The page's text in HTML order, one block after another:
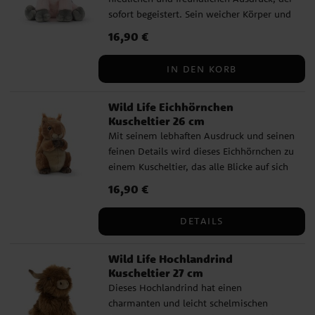
Monaten ✓ Größe: 25 cm
sofort begeistert. Sein weicher Körper und
wunderbare Kombination aus Verspieltheit
sowohl charmant als auch persönlich,
man ein weiches Kuscheltier mit
besonderem Charakter verschenken
möchte. ✓ Naturgetreues Kuscheltier von
hoher Qualität ✓ Geeignet für Babys ab 0
Monaten ✓ Größe: 25 cm
Preis:16,90 €
16,90 €
IN DEN KORB
Wild Life Eichhörnchen
Kuscheltier 26 cm
Mit seinem lebhaften Ausdruck und seinen
feinen Details wird dieses Eichhörnchen zu
einem Kuscheltier, das alle Blicke auf sich
und macht es zu einer wunderbaren Wahl
sich gleichermaßen gut als weicher
Geschenk zur Taufe oder Babyparty,
besonders wenn Sie etwas Besonderes und
doch sehr Niedliches auswählen möchten.
✔️ Naturgetreues Kuscheltier mit hoher
Preis:16,90 €
16,90 €
DETAILS
Wild Life Hochlandrind
Kuscheltier 27 cm
Dieses Hochlandrind hat einen
charmanten und leicht schelmischen